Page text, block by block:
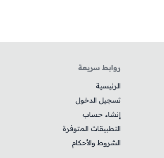
روابط سريعة
الرئيسية
تسجيل الدخول
إنشاء حساب
التطبيقات المتوفرة
الشروط والأحكام